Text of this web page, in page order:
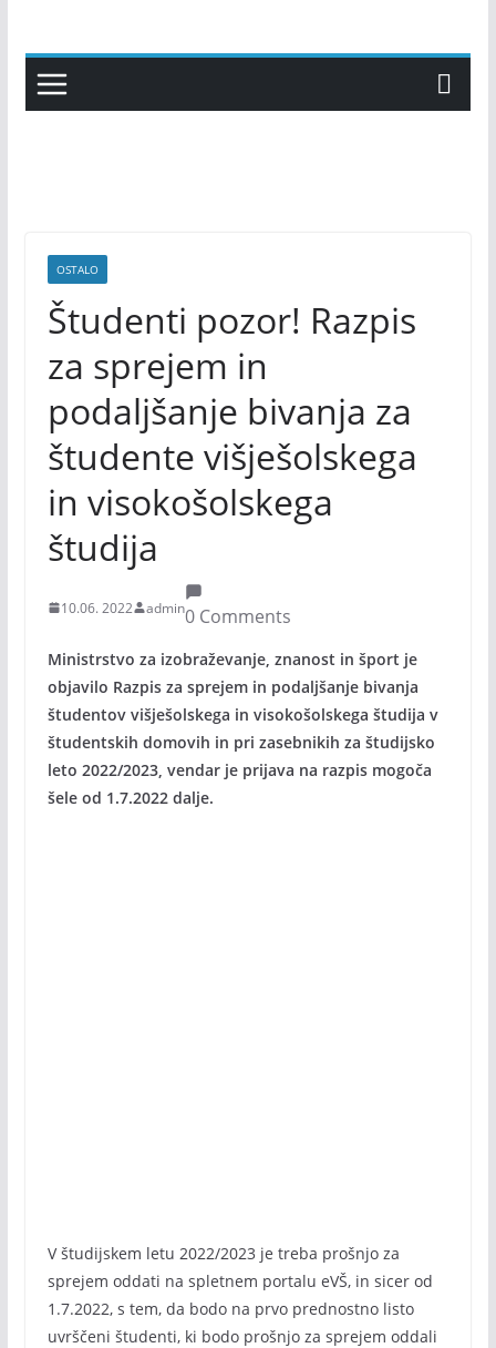
content
OSTALO
Študenti pozor! Razpis
za sprejem in
podaljšanje bivanja za
študente višješolskega
in visokošolskega
študija
10.06. 2022 admin0 Comments
Ministrstvo za izobraževanje, znanost in šport je
objavilo Razpis za sprejem in podaljšanje bivanja
študentov višješolskega in visokošolskega študija v
študentskih domovih in pri zasebnikih za študijsko
leto 2022/2023, vendar je prijava na razpis mogoča
šele od 1.7.2022 dalje.
V študijskem letu 2022/2023 je treba prošnjo za
sprejem oddati na spletnem portalu eVŠ, in sicer od
1.7.2022, s tem, da bodo na prvo prednostno listo
uvrščeni študenti, ki bodo prošnjo za sprejem oddali